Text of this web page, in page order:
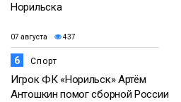
Норильска
07 августа 437
6 Спорт
Игрок ФК «Норильск» Артём
Антошкин помог сборной России